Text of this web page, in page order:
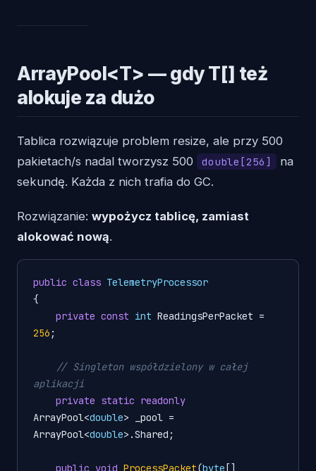
ArrayPool<T> — gdy T[] też
alokuje za dużo
Tablica rozwiązuje problem resize, ale przy 500
pakietach/s nadal tworzysz 500
double[256]
na
sekundę. Każda z nich trafia do GC.
Rozwiązanie: wypożycz tablicę, zamiast
alokować nową.
public class TelemetryProcessor
{
private const int
256 ;
// Singleton współdzielony w całej
aplikacji
private static readonly
ArrayPool<double> _pool =
ArrayPool<double>.Shared;
public void ProcessPacket(byte []